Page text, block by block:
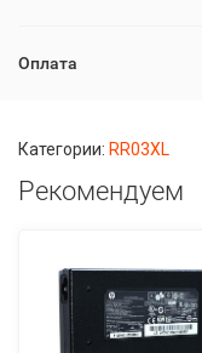
Оплата
Категории: RR03XL
Рекомендуем